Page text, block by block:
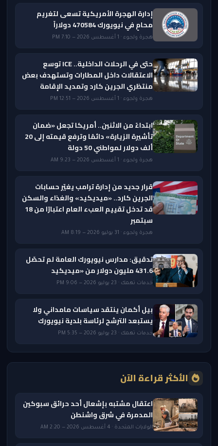
إدارة الهجرة الأمريكية تسعى لتغريم
محامٍ في نيويورك 470584 دولاراً
هجرة ولجوء · 1 أغسطس 2026 — 7:10 PM
حتى في الرحلات الداخلية.. ICE توسع
الاعتقالات داخل المطارات وتستهدف بعض
منتظري الجرين كارد وتمديد الإقامة
هجرة ولجوء · 1 أغسطس 2026 — 12:51 PM
ابتداءً من الاثنين.. أمريكا تجعل «ضمان
تأشيرة الزيارة» دائمًا وترفع قيمته إلى 20
ألف دولار لمواطني 50 دولة
هجرة ولجوء · 1 أغسطس 2026 — 9:23 AM
قرار جديد من إدارة ترامب يغيّر حسابات
الجرين كارد.. «ميديكيد» والغذاء والسكن
قد تدخل تقييم العبء العام اعتبارًا من 18
سبتمبر
هجرة ولجوء · 31 يوليو 2026 — 8:19 AM
تدقيق: مدارس نيويورك العامة لم تحصّل
431.6 مليون دولار من «ميديكيد
خدمات تهمك · 23 يوليو 2026 — 9:06 PM
بيل أكمان ينتقد سياسات مامداني ولا
يستبعد الترشح لرئاسة بلدية نيويورك
خدمات تهمك · 23 يوليو 2026 — 5:35 PM
الأكثر قراءة الآن
اعتقال مشتبه بإشعال أحد حرائق سبوكين
المدمرة في شرق واشنطن
الولايات المتحدة · 4 أغسطس 2026 — 2:20 AM